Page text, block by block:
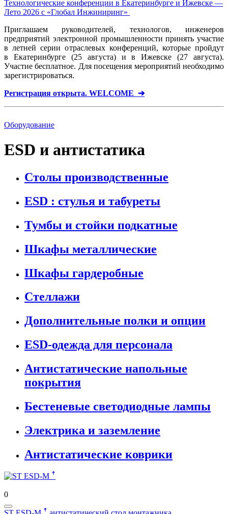
Технологические конференции в Екатеринбурге и Ижевске —
Лето 2026 с «Глобал Инжиниринг»
Приглашаем руководителей, технологов, инженеров
предприятий электронной промышленности принять участие
в летней серии отраслевых конференций, которые пройдут
в Екатеринбурге (25 августа) и в Ижевске (27 августа).
Участие бесплатное. Для посещения мероприятий необходимо
зарегистрироваться.
Регистрация открыта. WELCOME ➔
Оборудование
ESD и антистатика
Столы производственные
ESD : cтулья и табуреты
Тумбы и стойки подкатные
Шкафы металлические
Шкафы гардеробные
Стеллажи
Дополнительные полки и опции
ESD-одежда для персонала
Антистатические напольные
покрытия
Бестеневые светодиодные лампы
Электрика и заземление
Антистатические коврики
0